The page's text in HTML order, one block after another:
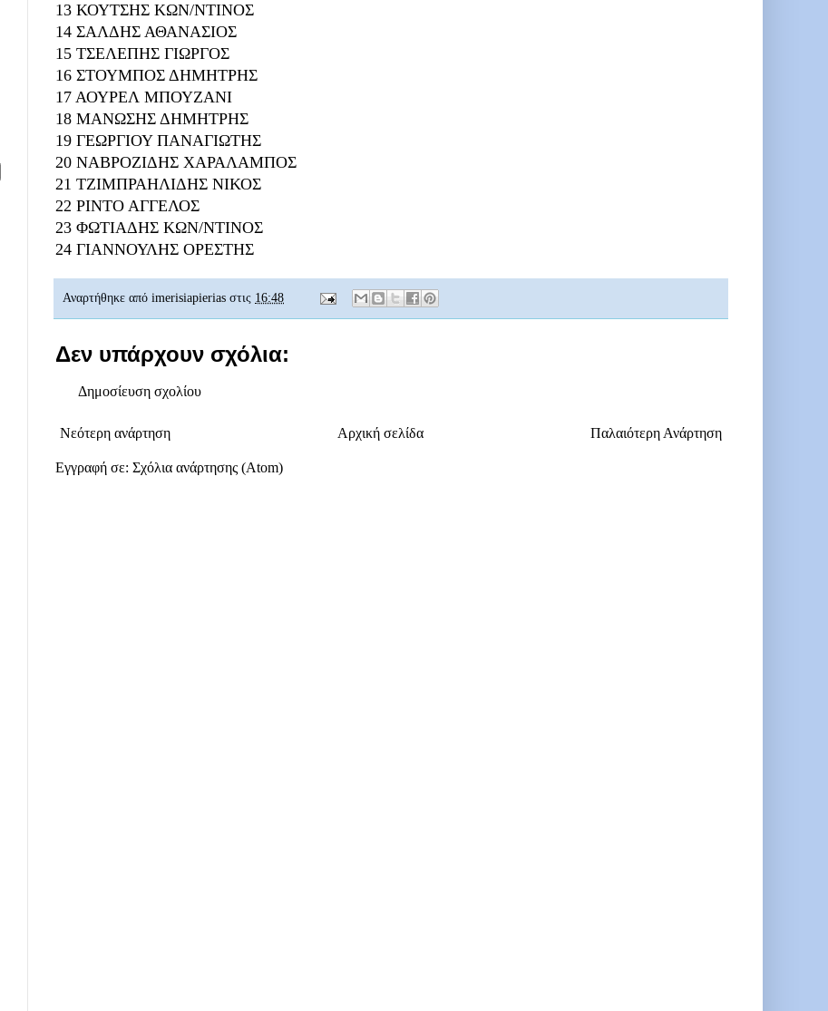
13 ΚΟΥΤΣΗΣ ΚΩΝ/ΝΤΙΝΟΣ
14 ΣΑΛΔΗΣ ΑΘΑΝΑΣΙΟΣ
15 ΤΣΕΛΕΠΗΣ ΓΙΩΡΓΟΣ
16 ΣΤΟΥΜΠΟΣ ΔΗΜΗΤΡΗΣ
17 ΑΟΥΡΕΛ ΜΠΟΥΖΑΝΙ
18 ΜΑΝΩΣΗΣ ΔΗΜΗΤΡΗΣ
19 ΓΕΩΡΓΙΟΥ ΠΑΝΑΓΙΩΤΗΣ
20 ΝΑΒΡΟΖΙΔΗΣ ΧΑΡΑΛΑΜΠΟΣ
21 ΤΖΙΜΠΡΑΗΛΙΔΗΣ ΝΙΚΟΣ
22 ΡΙΝΤΟ ΑΓΓΕΛΟΣ
23 ΦΩΤΙΑΔΗΣ ΚΩΝ/ΝΤΙΝΟΣ
24 ΓΙΑΝΝΟΥΛΗΣ ΟΡΕΣΤΗΣ
Αναρτήθηκε από imerisiapierias στις 16:48
Δεν υπάρχουν σχόλια:
Δημοσίευση σχολίου
Νεότερη ανάρτηση Παλαιότερη Ανάρτηση
Αρχική σελίδα
Εγγραφή σε: Σχόλια ανάρτησης (Atom)